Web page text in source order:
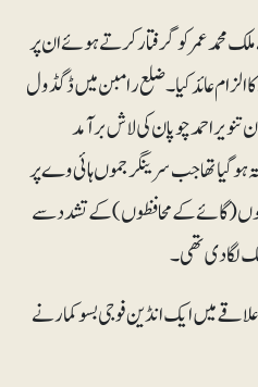
محمد عمر کو گرفتارکرتے ہوئے ان پر
عائد کیا۔ضلع رامبن میں ڈگڈول
احمد چوپان کی لاش برآمد
گیا تھا جب سرینگر جموں ہائی وے پر
(گائے کے محافظوں) کے تشددسے
لگادی تھی۔
میں ایک انڈین فوجی بسو کمار نے